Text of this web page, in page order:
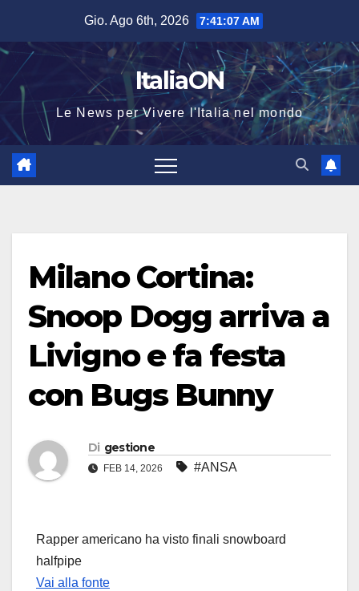
contenuto
Gio. Ago 6th, 2026 7:41:08 AM
ItaliaON
Le News per Vivere l'Italia nel mondo
Milano Cortina:
Snoop Dogg arriva a
Livigno e fa festa
con Bugs Bunny
Di gestione
FEB 14, 2026 #ANSA
Rapper americano ha visto finali snowboard
halfpipe
Vai alla fonte